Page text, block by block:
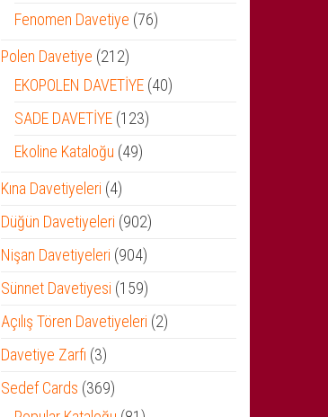
ürün
Fenomen Davetiye 7676
Polen Davetiye 212212
ürün
EKOPOLEN DAVETİYE 4040
SADE DAVETİYE 123123
Ekoline Kataloğu 4949
Kına Davetiyeleri 44
ürün
Düğün Davetiyeleri 902902
ürün
Nişan Davetiyeleri 904904
ürün
Sünnet Davetiyesi 159159
ürün
Açılış Tören Davetiyeleri 22
Davetiye Zarfı 33
ürün
Sedef Cards 369369
ürün